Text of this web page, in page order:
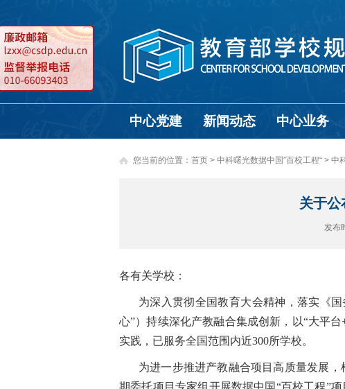
中心党建 新闻动态 中心业务
您当前的位置： 首页 > 中科曙光数据中国”百校工程“ > 中
关于公
发
各有关学校：
为深入贯彻全国教育大会精神，落实《
心”）持续深化产教融合集成创新，以“大平
实践，已服务全国范围内近300所学校。
为进一步推进产教融合项目高质量发展
期委托项目专家组开展数据中国“百校工程”